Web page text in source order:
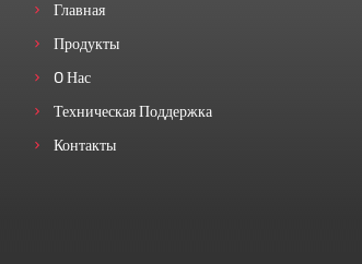
Главная
Продукты
O Нас
Техническая Поддержка
Контакты